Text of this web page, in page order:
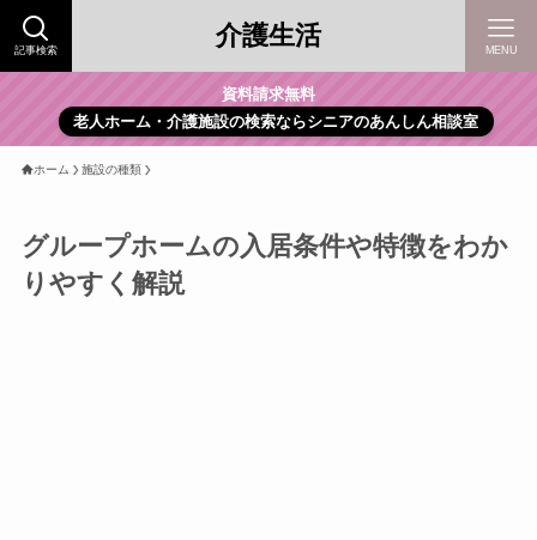
介護生活
記事検索 MENU
資料請求無料
老人ホーム・介護施設の検索ならシニアのあんしん相談室
ホーム 施設の種類
グループホームの入居条件や特徴をわか
りやすく解説